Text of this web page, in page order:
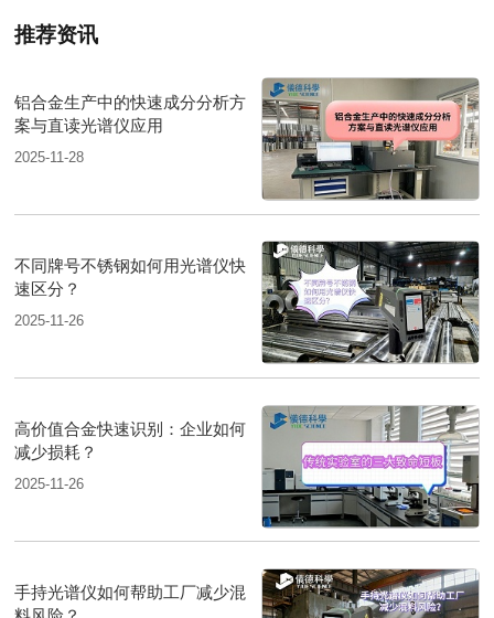
推荐资讯
铝合金生产中的快速成分分析方
案与直读光谱仪应用
2025-11-28
不同牌号不锈钢如何用光谱仪快
速区分？
2025-11-26
高价值合金快速识别：企业如何
减少损耗？
2025-11-26
手持光谱仪如何帮助工厂减少混